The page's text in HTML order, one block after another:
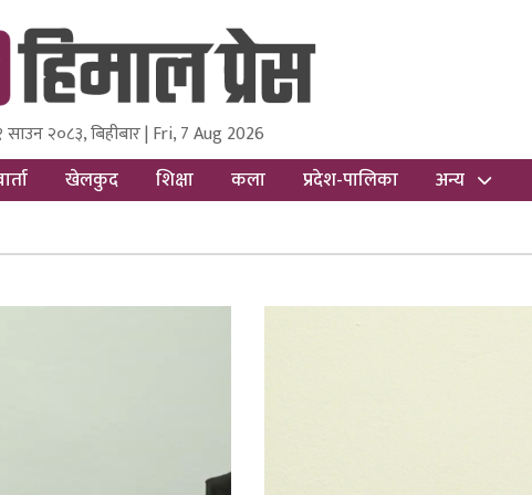
Media and Research Pvt Ltd.
साउन २०८३, बिहीबार | Fri, 7 Aug 2026
खेलकुद शिक्षा कला प्रदेश-पालिका अन्य